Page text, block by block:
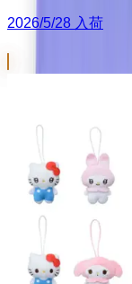
2026/5/28 入荷